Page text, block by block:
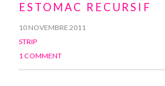
ESTOMAC RECURSIF
10 NOVEMBRE 2011
STRIP
1 COMMENT